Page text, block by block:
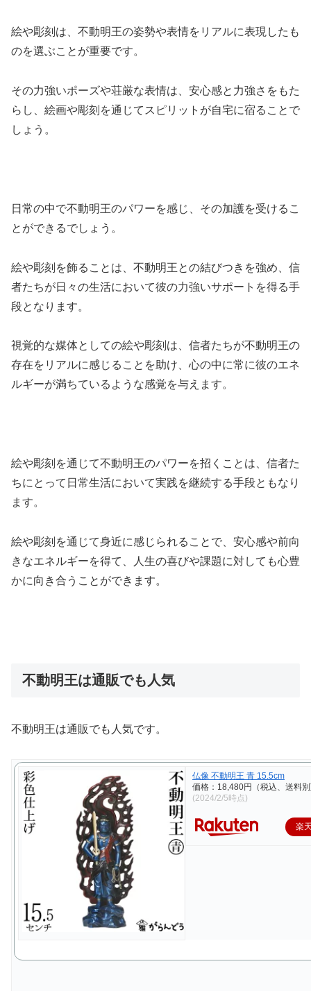
絵や彫刻は、不動明王の姿勢や表情をリアルに表現したも
のを選ぶことが重要です。
その力強いポーズや荘厳な表情は、安心感と力強さをもた
らし、絵画や彫刻を通じてスピリットが自宅に宿ることで
しょう。
日常の中で不動明王のパワーを感じ、その加護を受けるこ
とができるでしょう。
絵や彫刻を飾ることは、不動明王との結びつきを強め、信
者たちが日々の生活において彼の力強いサポートを得る手
段となります。
視覚的な媒体としての絵や彫刻は、信者たちが不動明王の
存在をリアルに感じることを助け、心の中に常に彼のエネ
ルギーが満ちているような感覚を与えます。
絵や彫刻を通じて不動明王のパワーを招くことは、信者た
ちにとって日常生活において実践を継続する手段ともなり
ます。
絵や彫刻を通じて身近に感じられることで、安心感や前向
きなエネルギーを得て、人生の喜びや課題に対しても心豊
かに向き合うことができます。
不動明王は通販でも人気
不動明王は通販でも人気です。
仏像 不動明王 青 15.5cm
価格：18,480円（税込、送料
(2024/2/5時点)
楽